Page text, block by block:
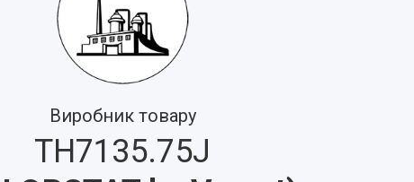
Виробник товару
TH7135.75J